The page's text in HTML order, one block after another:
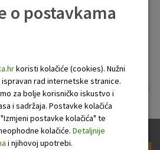
European
series B
European Equity series B sorozat
o postavkama
koristi kolačiće (cookies). Nužni
rad internetske stranice.
za bolje korisničko iskustvo i
i sadržaja. Postavke kolačića
postavke kolačića" te
kolačiće. Detaljnije
i njihovoj upotrebi.